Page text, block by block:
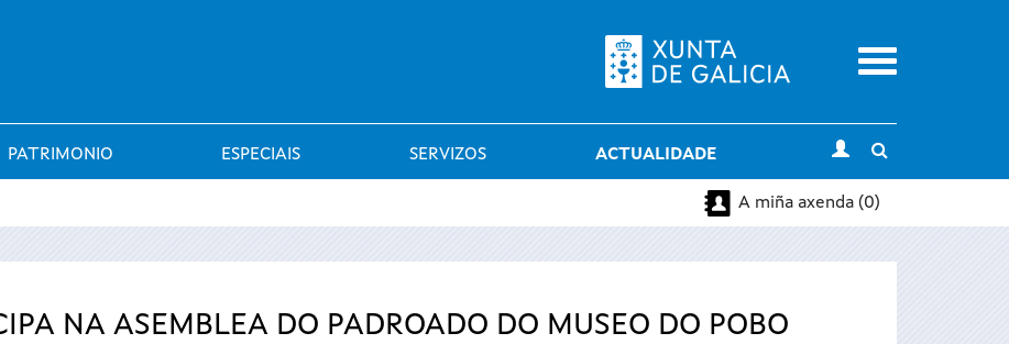
Menu
PATRIMONIO ESPECIAIS SERVIZOS ACTUALIDADE
search
A miña axenda (0)
NA ASEMBLEA DO PADROADO DO MUSEO DO POBO